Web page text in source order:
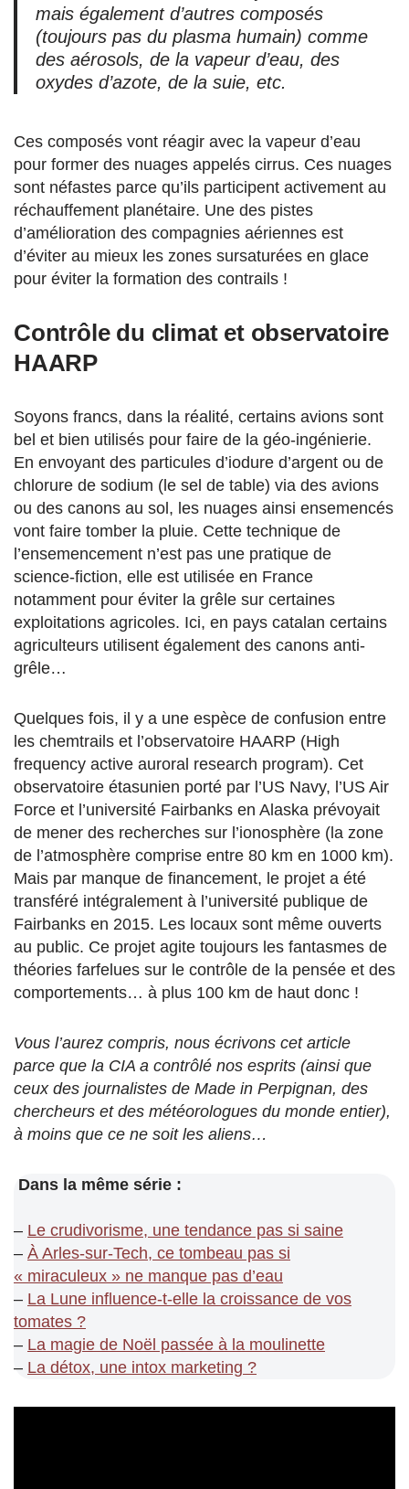
mais également d’autres composés
(toujours pas du plasma humain) comme
des aérosols, de la vapeur d’eau, des
oxydes d’azote, de la suie, etc.
Ces composés vont réagir avec la vapeur d’eau
pour former des nuages appelés cirrus. Ces nuages
sont néfastes parce qu’ils participent activement au
réchauffement planétaire. Une des pistes
d’amélioration des compagnies aériennes est
d’éviter au mieux les zones sursaturées en glace
pour éviter la formation des contrails !
Contrôle du climat et observatoire
HAARP
Soyons francs, dans la réalité, certains avions sont
bel et bien utilisés pour faire de la géo-ingénierie.
En envoyant des particules d’iodure d’argent ou de
chlorure de sodium (le sel de table) via des avions
ou des canons au sol, les nuages ainsi ensemencés
vont faire tomber la pluie. Cette technique de
l’ensemencement n’est pas une pratique de
science-fiction, elle est utilisée en France
notamment pour éviter la grêle sur certaines
exploitations agricoles. Ici, en pays catalan certains
agriculteurs utilisent également des canons anti-
grêle…
Quelques fois, il y a une espèce de confusion entre
les chemtrails et l’observatoire HAARP (High
frequency active auroral research program). Cet
observatoire étasunien porté par l’US Navy, l’US Air
Force et l’université Fairbanks en Alaska prévoyait
de mener des recherches sur l’ionosphère (la zone
de l’atmosphère comprise entre 80 km en 1000 km).
Mais par manque de financement, le projet a été
transféré intégralement à l’université publique de
Fairbanks en 2015. Les locaux sont même ouverts
au public. Ce projet agite toujours les fantasmes de
théories farfelues sur le contrôle de la pensée et des
comportements… à plus 100 km de haut donc !
Vous l’aurez compris, nous écrivons cet article
parce que la CIA a contrôlé nos esprits (ainsi que
ceux des journalistes de Made in Perpignan, des
chercheurs et des météorologues du monde entier),
à moins que ce ne soit les aliens…
Dans la même série :
– Le crudivorisme, une tendance pas si saine
– À Arles-sur-Tech, ce tombeau pas si
« miraculeux » ne manque pas d’eau
– La Lune influence-t-elle la croissance de vos
tomates ?
– La magie de Noël passée à la moulinette
– La détox, une intox marketing ?